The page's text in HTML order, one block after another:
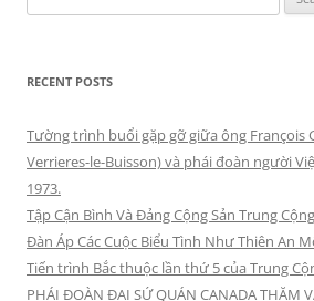
for:
RECENT POSTS
Tường trình buổi gặp gỡ giữa ông François
Verrieres-le-Buisson) và phái đoàn người
1973.
Tập Cận Bình Và Đảng Cộng Sản Trung
Đàn Áp Các Cuộc Biểu Tình Như Thiên An
Tiến trình Bắc thuộc lần thứ 5 của Trung
PHÁI ĐOÀN ĐẠI SỨ QUÁN CANADA THĂM